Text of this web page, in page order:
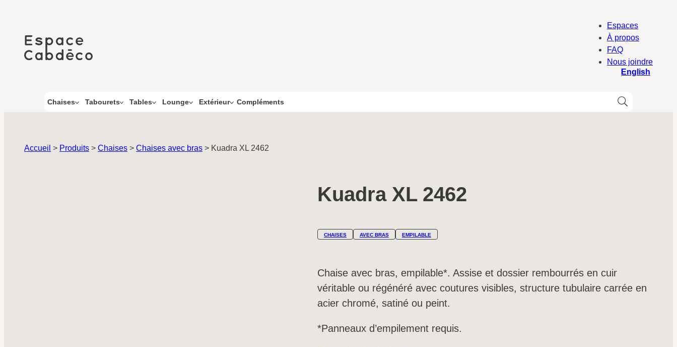
contenu
Espaces
À propos
FAQ
Nous joindre
English
Chaises Tabourets Tables Lounge Extérieur Compléments
Accueil > Produits > Chaises > Chaises avec bras > Kuadra XL 2462
Kuadra XL 2462
CHAISES AVEC BRAS EMPILABLE
Chaise avec bras, empilable*. Assise et dossier rembourrés en cuir
véritable ou régénéré avec coutures visibles, structure tubulaire carrée en
acier chromé, satiné ou peint.
*Panneaux d’empilement requis.